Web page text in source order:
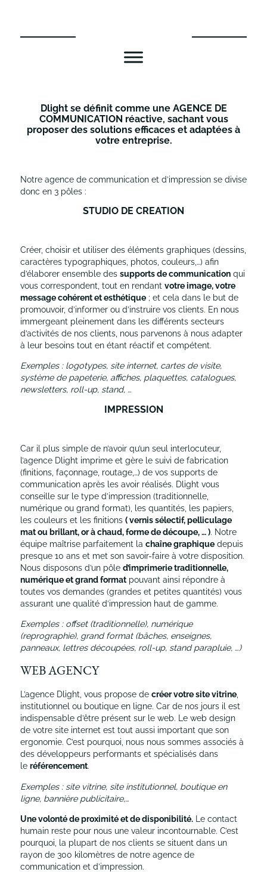
Dlight se définit comme une AGENCE DE
COMMUNICATION réactive, sachant vous
proposer des solutions efficaces et adaptées à
votre entreprise.
Notre agence de communication et d’impression se divise
donc en 3 pôles :
STUDIO DE CREATION
Créer, choisir et utiliser des éléments graphiques (dessins,
caractères typographiques, photos, couleurs,…) afin
d’élaborer ensemble des supports de communication qui
vous correspondent, tout en rendant votre image, votre
message cohérent et esthétique ; et cela dans le but de
promouvoir, d’informer ou d’instruire vos clients. En nous
immergeant pleinement dans les différents secteurs
d’activités de nos clients, nous parvenons à nous adapter
à leur besoins tout en étant réactif et compétent.
Exemples : logotypes, site internet, cartes de visite,
système de papeterie, affiches, plaquettes, catalogues,
newsletters, roll-up, stand, …
IMPRESSION
Car il plus simple de n’avoir qu’un seul interlocuteur,
l’agence Dlight imprime et gère le suivi de fabrication
(finitions, façonnage, routage,…) de vos supports de
communication après les avoir réalisés. Dlight vous
conseille sur le type d’impression (traditionnelle,
numérique ou grand format), les quantités, les papiers,
les couleurs et les finitions ( vernis sélectif, pelliculage
mat ou brillant, or à chaud, forme de découpe, … ). Notre
équipe maîtrise parfaitement la chaîne graphique depuis
presque 10 ans et met son savoir-faire à votre disposition.
Nous disposons d’un pôle d’imprimerie traditionnelle,
numérique et grand format pouvant ainsi répondre à
toutes vos demandes (grandes et petites quantités) vous
assurant une qualité d’impression haut de gamme.
Exemples : offset (traditionnelle), numérique
(reprographie), grand format (bâches, enseignes,
panneaux, lettres découpées, roll-up, stand parapluie, …)
WEB AGENCY
L’agence Dlight, vous propose de créer votre site vitrine,
institutionnel ou boutique en ligne. Car de nos jours il est
indispensable d’être présent sur le web. Le web design
de votre site internet est tout aussi important que son
ergonomie. C’est pourquoi, nous nous sommes associés à
des développeurs performants et spécialisés dans
le référencement.
Exemples : site vitrine, site institutionnel, boutique en
ligne, bannière publicitaire,…
Une volonté de proximité et de disponibilité. Le contact
humain reste pour nous une valeur incontournable. C’est
pourquoi, la plupart de nos clients se situent dans un
rayon de 300 kilomètres de notre agence de
communication et d’impression.